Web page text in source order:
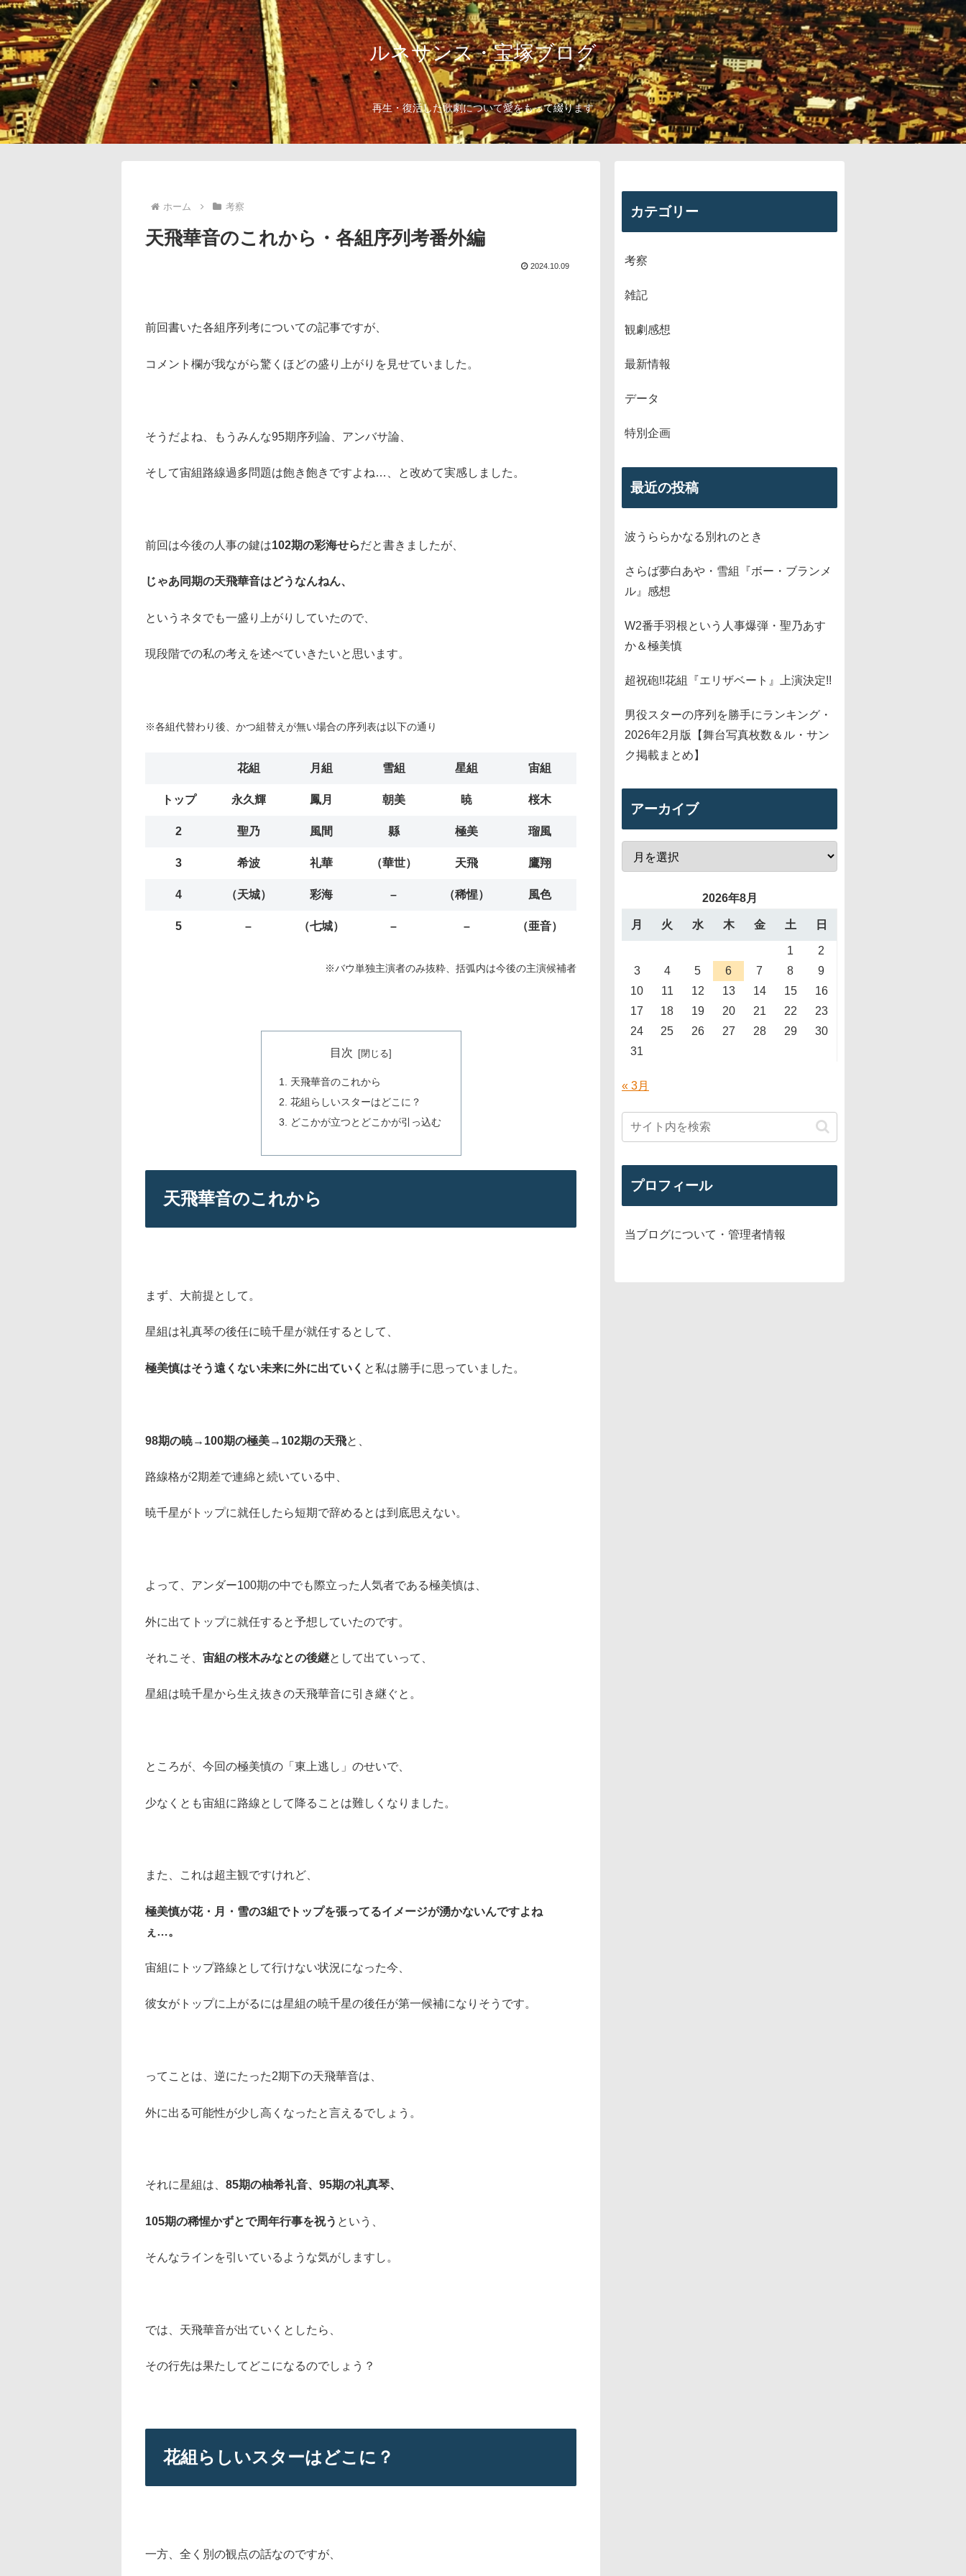
ルネサンス・宝塚ブログ
再生・復活した歌劇について愛をもって綴ります
ホーム 考察
天飛華音のこれから・各組序列考番外編
2024.10.09
前回書いた各組序列考についての記事ですが、
コメント欄が我ながら驚くほどの盛り上がりを見せていました。
そうだよね、もうみんな95期序列論、アンバサ論、
そして宙組路線過多問題は飽き飽きですよね…、と改めて実感しました。
前回は今後の人事の鍵は102期の彩海せらだと書きましたが、
じゃあ同期の天飛華音はどうなんねん、
というネタでも一盛り上がりしていたので、
現段階での私の考えを述べていきたいと思います。
※各組代替わり後、かつ組替えが無い場合の序列表は以下の通り
花組 月組 雪組 星組 宙組
トップ 永久輝 鳳月 朝美 暁 桜木
2 聖乃 風間 縣 極美 瑠風
3 希波 礼華 （華世） 天飛 鷹翔
4 （天城） 彩海 – （稀惺） 風色
5 – （七城） – – （亜音）
※バウ単独主演者のみ抜粋、括弧内は今後の主演候補者
目次
天飛華音のこれから
花組らしいスターはどこに？
どこかが立つとどこかが引っ込む
天飛華音のこれから
まず、大前提として。
星組は礼真琴の後任に暁千星が就任するとして、
極美慎はそう遠くない未来に外に出ていく と私は勝手に思っていました。
98期の暁→100期の極美→102期の天飛と、
路線格が2期差で連綿と続いている中、
暁千星がトップに就任したら短期で辞めるとは到底思えない。
よって、アンダー100期の中でも際立った人気者である極美慎は、
外に出てトップに就任すると予想していたのです。
それこそ、 宙組の桜木みなとの後継として出ていって、
星組は暁千星から生え抜きの天飛華音に引き継ぐと。
ところが、今回の極美慎の「東上逃し」のせいで、
少なくとも宙組に路線として降ることは難しくなりました。
また、これは超主観ですけれど、
極美慎が花・月・雪の3組でトップを張ってるイメージが湧かないんですよね
ぇ…。
宙組にトップ路線として行けない状況になった今、
彼女がトップに上がるには星組の暁千星の後任が第一候補になりそうです。
ってことは、逆にたった2期下の天飛華音は、
外に出る可能性が少し高くなったと言えるでしょう。
それに星組は、 85期の柚希礼音、95期の礼真琴、
105期の稀惺かずとで周年行事を祝う という、
そんなラインを引いているような気がしますし。
では、天飛華音が出ていくとしたら、
その行先は果たしてどこになるのでしょう？
花組らしいスターはどこに？
一方、全く別の観点の話なのですが、
カテゴリー
考察
雑記
観劇感想
最新情報
データ
特別企画
最近の投稿
波うららかなる別れのとき
さらば夢白あや・雪組『ボー・ブランメ
ル』感想
W2番手羽根という人事爆弾・聖乃あす
か＆極美慎
超祝砲!!花組『エリザベート』上演決定!!
男役スターの序列を勝手にランキング・
2026年2月版【舞台写真枚数＆ル・サン
ク掲載まとめ】
アーカイブ
2026年8月
月 火 水 木 金 土 日
1
2
3
4 5 6 7 8
9
10
11 12 13 14 15
16
17
18 19 20 21 22
23
24
25 26 27 28 29
30
31
« 3月
プロフィール
当ブログについて・管理者情報